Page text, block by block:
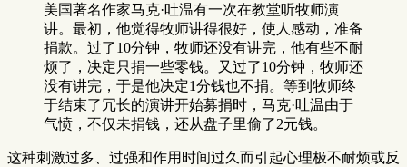
美国著名作家马克·吐温有一次在教堂听牧师演
讲。最初，他觉得牧师讲得很好，使人感动，准备
捐款。过了10分钟，牧师还没有讲完，他有些不耐
烦了，决定只捐一些零钱。又过了10分钟，牧师还
没有讲完，于是他决定1分钱也不捐。等到牧师终
于结束了冗长的演讲开始募捐时，马克·吐温由于
气愤，不仅未捐钱，还从盘子里偷了2元钱。
这种刺激过多、过强和作用时间过久而引起心理极不耐烦或反